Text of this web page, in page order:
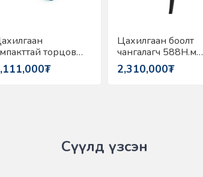
торцов
1/2" Makita
Цахилгаан боолт
чангалагч 588Н.м
3/4" Makita 6906
2,310,000₮
Сүүлд үзсэн